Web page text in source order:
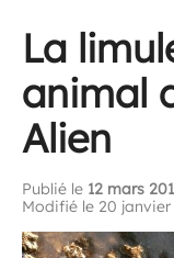
La
animal
Alien
Publié le 12 mars
Modifié le 20 janvier